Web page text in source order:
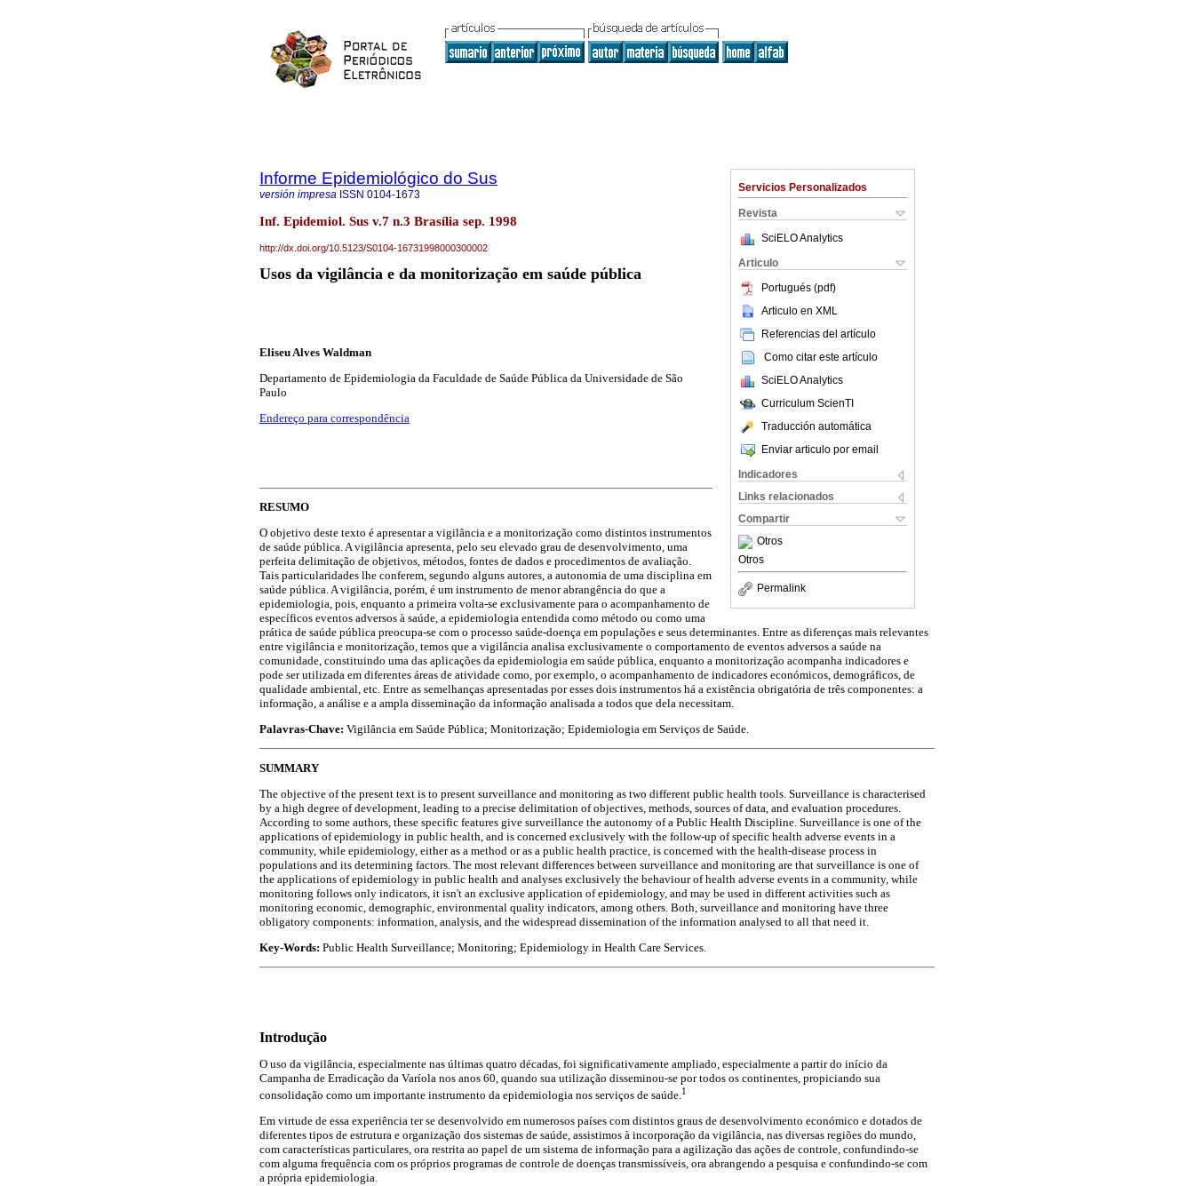
Servicios Personalizados
Revista
SciELO Analytics
Articulo
Portugués (pdf)
Articulo en XML
Referencias del artículo
Como citar este artículo
SciELO Analytics
Curriculum ScienTI
Traducción automática
Enviar articulo por email
Indicadores
Links relacionados
Compartir
Otros
Otros
Permalink
Informe Epidemiológico do Sus
versión impresa ISSN 0104-1673
Inf. Epidemiol. Sus v.7 n.3 Brasília sep. 1998
http://dx.doi.org/10.5123/S0104-16731998000300002
Usos da vigilância e da monitorização em saúde pública
Eliseu Alves Waldman
Departamento de Epidemiologia da Faculdade de Saúde Pública da Universidade de São
Paulo
Endereço para correspondência
RESUMO
O objetivo deste texto é apresentar a vigilância e a monitorização como distintos instrumentos
de saúde pública. A vigilância apresenta, pelo seu elevado grau de desenvolvimento, uma
perfeita delimitação de objetivos, métodos, fontes de dados e procedimentos de avaliação.
Tais particularidades lhe conferem, segundo alguns autores, a autonomia de uma disciplina em
saúde pública. A vigilância, porém, é um instrumento de menor abrangência do que a
epidemiologia, pois, enquanto a primeira volta-se exclusivamente para o acompanhamento de
específicos eventos adversos à saúde, a epidemiologia entendida como método ou como uma
prática de saúde pública preocupa-se com o processo saúde-doença em populações e seus determinantes. Entre as diferenças mais relevantes
entre vigilância e monitorização, temos que a vigilância analisa exclusivamente o comportamento de eventos adversos a saúde na
comunidade, constituindo uma das aplicações da epidemiologia em saúde pública, enquanto a monitorização acompanha indicadores e
pode ser utilizada em diferentes áreas de atividade como, por exemplo, o acompanhamento de indicadores económicos, demográficos, de
qualidade ambiental, etc. Entre as semelhanças apresentadas por esses dois instrumentos há a existência obrigatória de três componentes: a
informação, a análise e a ampla disseminação da informação analisada a todos que dela necessitam.
Palavras-Chave: Vigilância em Saúde Pública; Monitorização; Epidemiologia em Serviços de Saúde.
SUMMARY
The objective of the present text is to present surveillance and monitoring as two different public health tools. Surveillance is characterised
by a high degree of development, leading to a precise delimitation of objectives, methods, sources of data, and evaluation procedures.
According to some authors, these specific features give surveillance the autonomy of a Public Health Discipline. Surveillance is one of the
applications of epidemiology in public health, and is concerned exclusively with the follow-up of specific health adverse events in a
community, while epidemiology, either as a method or as a public health practice, is concerned with the health-disease process in
populations and its determining factors. The most relevant differences between surveillance and monitoring are that surveillance is one of
the applications of epidemiology in public health and analyses exclusively the behaviour of health adverse events in a community, while
monitoring follows only indicators, it isn't an exclusive application of epidemiology, and may be used in different activities such as
monitoring economic, demographic, environmental quality indicators, among others. Both, surveillance and monitoring have three
obligatory components: information, analysis, and the widespread dissemination of the information analysed to all that need it.
Key-Words: Public Health Surveillance; Monitoring; Epidemiology in Health Care Services.
Introdução
O uso da vigilância, especialmente nas últimas quatro décadas, foi significativamente ampliado, especialmente a partir do início da
Campanha de Erradicação da Varíola nos anos 60, quando sua utilização disseminou-se por todos os continentes, propiciando sua
consolidação como um importante instrumento da epidemiologia nos serviços de saúde.1
Em virtude de essa experiência ter se desenvolvido em numerosos países com distintos graus de desenvolvimento económico e dotados de
diferentes tipos de estrutura e organização dos sistemas de saúde, assistimos à incorporação da vigilância, nas diversas regiões do mundo,
com características particulares, ora restrita ao papel de um sistema de informação para a agilização das ações de controle, confundindo-se
com alguma frequência com os próprios programas de controle de doenças transmissíveis, ora abrangendo a pesquisa e confundindo-se com
a própria epidemiologia.